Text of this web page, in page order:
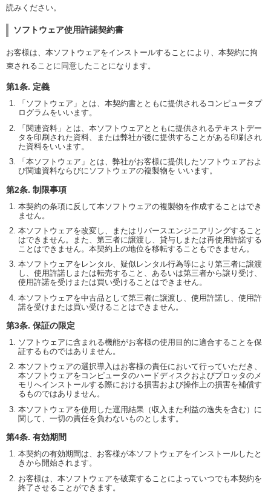
読みください。
ソフトウェア使用許諾契約書
お客様は、本ソフトウェアをインストールすることにより、本契約に拘
束されることに同意したことになります。
第1条. 定義
「ソフトウェア」とは、本契約書とともに提供されるコンピュータプ
ログラムをいいます。
「関連資料」とは、本ソフトウェアとともに提供されるテキストデー
タを印刷された資料、または弊社が後に提供することがある印刷され
た資料をいいます。
「本ソフトウェア」とは、弊社がお客様に提供したソフトウェアおよ
び関連資料ならびにソフトウェアの複製物を いいます。
第2条. 制限事項
本契約の条項に反して本ソフトウェアの複製物を作成することはでき
ません。
本ソフトウェアを改変し、またはリバースエンジニアリングすること
はできません。また、第三者に譲渡し、貸与しまたは再使用許諾する
ことはできません。本契約上の地位を移転することもできません。
本ソフトウェアをレンタル、疑似レンタル行為等により第三者に譲渡
し、使用許諾しまたは転売すること、あるいは第三者から譲り受け、
使用許諾を受けまたは買い受けることはできません。
本ソフトウェアを中古品として第三者に譲渡し、使用許諾し、使用許
諾を受けまたは買い受けることはできません。
第3条. 保証の限定
ソフトウェアに含まれる機能がお客様の使用目的に適合することを保
証するものではありません。
本ソフトウェアの選択導入はお客様の責任において行っていただき、
本ソフトウェアをコンピュータのハードディスクおよびプロッタのメ
モリへインストールする際における損害および操作上の損害を補償す
るものではありません。
本ソフトウェアを使用した運用結果（収入また利益の逸失を含む）に
関して、一切の責任を負わないものとします。
第4条. 有効期間
本契約の有効期間は、お客様が本ソフトウェアをインストールしたと
きから開始されます。
お客様は、本ソフトウェアを破棄することによっていつでも本契約を
終了させることができます。